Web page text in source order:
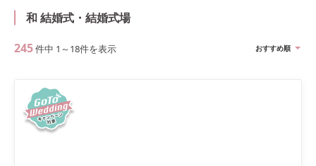
和 結婚式・結婚式場
245件中 1 ～ 18件を表示 おすすめ順